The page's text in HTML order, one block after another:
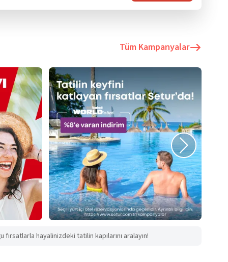
Tüm Kampanyalar
hayalinizdeki tatilin kapılarını aralayın!